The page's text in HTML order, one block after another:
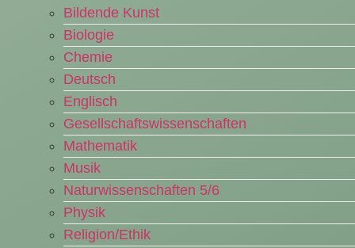
Bildende Kunst
Biologie
Chemie
Deutsch
Englisch
Gesellschaftswissenschaften
Mathematik
Musik
Naturwissenschaften 5/6
Physik
Religion/Ethik